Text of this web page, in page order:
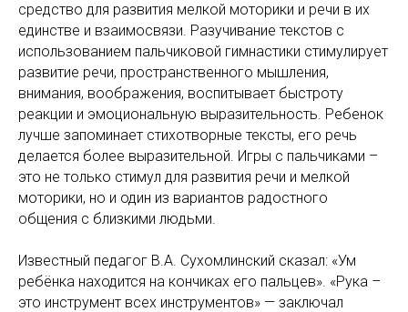
средство для развития мелкой моторики и речи в их
единстве и взаимосвязи. Разучивание текстов с
использованием пальчиковой гимнастики стимулирует
развитие речи, пространственного мышления,
внимания, воображения, воспитывает быстроту
реакции и эмоциональную выразительность. Ребенок
лучше запоминает стихотворные тексты, его речь
делается более выразительной. Игры с пальчиками –
это не только стимул для развития речи и мелкой
моторики, но и один из вариантов радостного
общения с близкими людьми.
Известный педагог В.А. Сухомлинский сказал: «Ум
ребёнка находится на кончиках его пальцев». «Рука –
это инструмент всех инструментов» — заключал